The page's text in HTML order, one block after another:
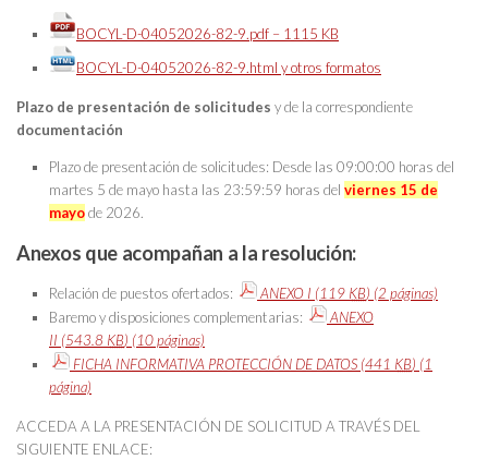
BOCYL-D-04052026-82-9.pdf – 1115 KB
BOCYL-D-04052026-82-9.html y otros formatos
Plazo de presentación de solicitudes y de la correspondiente
documentación
Plazo de presentación de solicitudes: Desde las 09:00:00 horas del
martes 5 de mayo hasta las 23:59:59 horas del viernes 15 de
mayode 2026.
Anexos que acompañan a la resolución:
Relación de puestos ofertados: ANEXO I (119 KB) (2 páginas)
Baremo y disposiciones complementarias:
ANEXO
II (543.8 KB) (10 páginas)
FICHA INFORMATIVA PROTECCIÓN DE DATOS (441 KB) (1
página)
ACCEDA A LA PRESENTACIÓN DE SOLICITUD A TRAVÉS DEL
SIGUIENTE ENLACE: